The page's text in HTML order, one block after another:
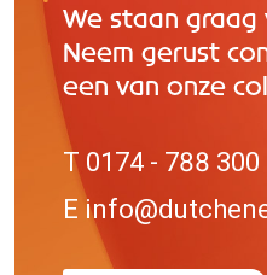
We staan
Neem gerust
een van onze
T 0174 - 788 300
E